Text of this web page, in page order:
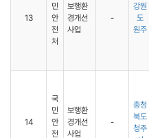
13
민
안
전
처
보행환
경개선
사업
-
강원
도
원주
14
국
민
안
전
보행환
경개선
사업
-
충청
북도
청주